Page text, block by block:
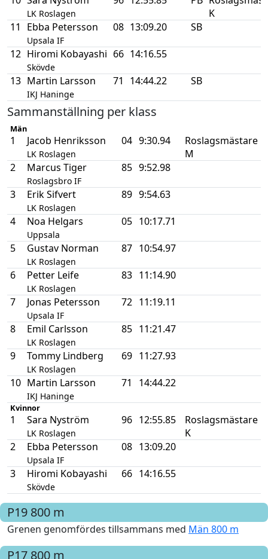
LK Roslagen
K
11
Ebba Petersson
Upsala IF
08 13:09.20 SB
12 Hiromi Kobayashi
Skövde
66 14:16.55
13 Martin Larsson
IKJ Haninge
71 14:44.22 SB
Sammanställning per klass
Män
1 Jacob Henriksson
LK Roslagen
04 9:30.94
Roslagsmästare
M
2
Marcus Tiger
Roslagsbro IF
85 9:52.98
3 Erik Sifvert
LK Roslagen
89 9:54.63
4 Noa Helgars
Uppsala
05 10:17.71
5 Gustav Norman
LK Roslagen
87 10:54.97
6 Petter Leife
LK Roslagen
83 11:14.90
7 Jonas Petersson
Upsala IF
72 11:19.11
8 Emil Carlsson
LK Roslagen
85 11:21.47
9 Tommy Lindberg
LK Roslagen
69 11:27.93
10 Martin Larsson
IKJ Haninge
71 14:44.22
Kvinnor
1 Sara Nyström
LK Roslagen
96 12:55.85
Roslagsmästare
K
2
Ebba Petersson
Upsala IF
08 13:09.20
3 Hiromi Kobayashi
Skövde
66 14:16.55
P19 800 m
Grenen genomfördes tillsammans med Män 800 m
P17 800 m